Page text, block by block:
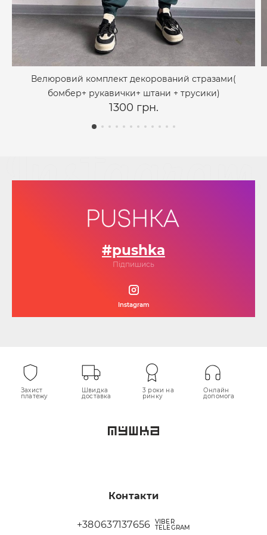
Велюровий комплект декорований стразами(
бомбер+ рукавички+ штани + трусики)
1300 грн.
#pushka
Підпишись
Instagram
Захист
платежу
Швидка
доставка
3 роки на
ринку
Онлайн
допомога
Контакти
+380637137656 VIBER
TELEGRAM